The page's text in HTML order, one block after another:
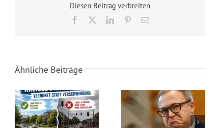
Diesen Beitrag verbreiten
Facebook LinkedInPinterest
E-
Ähnliche Beiträge